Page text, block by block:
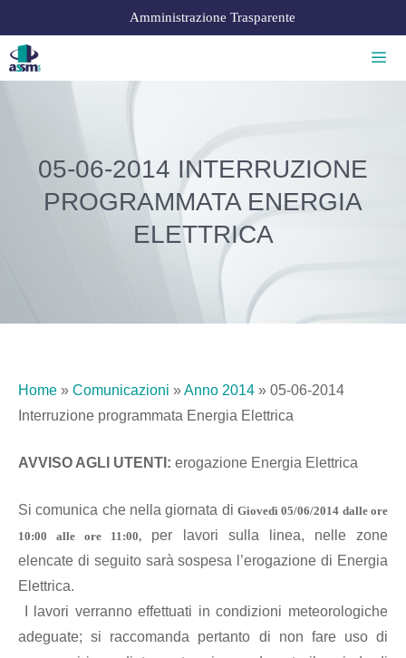
Amministrazione Trasparente
05-06-2014 INTERRUZIONE
PROGRAMMATA ENERGIA
ELETTRICA
Home » Comunicazioni »Anno 2014 » 05-06-2014
Interruzione programmata Energia Elettrica
AVVISO AGLI UTENTI: erogazione Energia Elettrica
Si comunica che nella giornata di Giovedì 05/06/2014 dalle ore
10:00 alle ore 11:00, per lavori sulla linea, nelle zone
elencate di seguito sarà sospesa l’erogazione di Energia
Elettrica.
I lavori verranno effettuati in condizioni meteorologiche
adeguate; si raccomanda pertanto di non fare uso di